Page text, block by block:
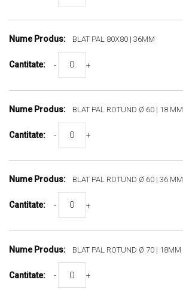
BLAT PAL 80X80 | 36MM
- +
BLAT PAL ROTUND Ø 60 | 18 MM
- +
BLAT PAL ROTUND Ø 60 | 36 MM
- +
BLAT PAL ROTUND Ø 70 | 18MM
- +